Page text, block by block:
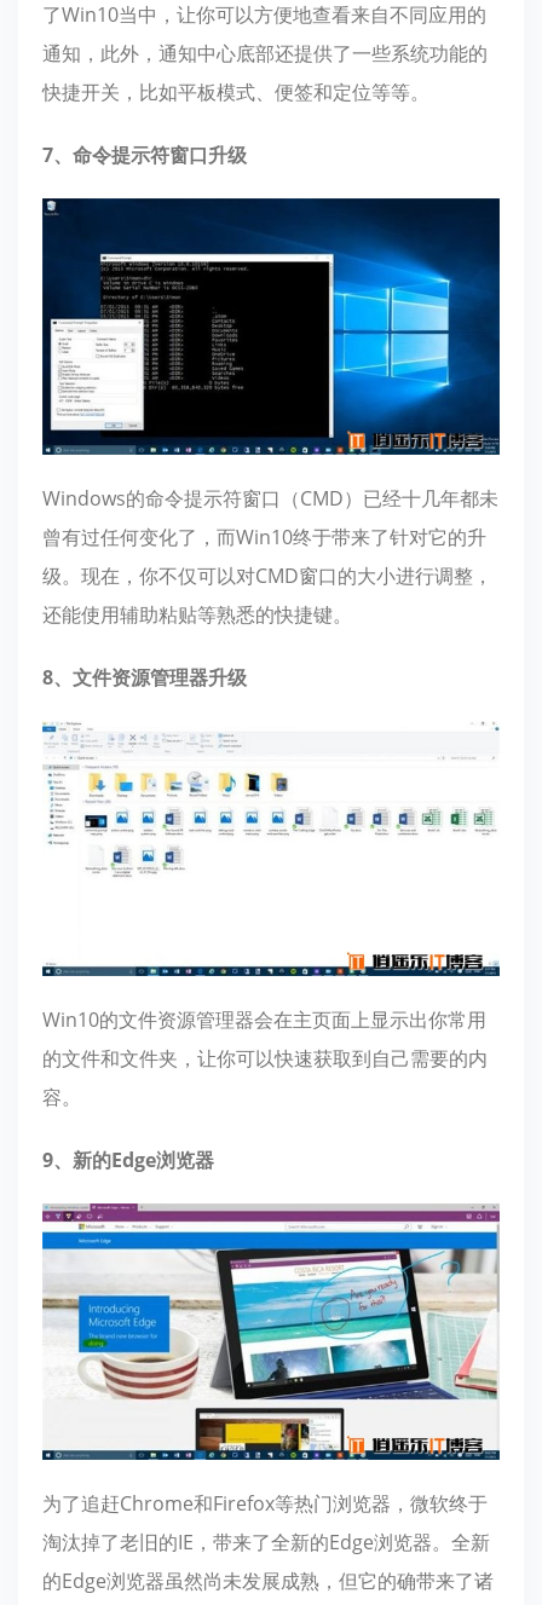
了Win10当中，让你可以方便地查看来自不同应用的
通知，此外，通知中心底部还提供了一些系统功能的
快捷开关，比如平板模式、便签和定位等等。
7、命令提示符窗口升级
Windows的命令提示符窗口（CMD）已经十几年都未
曾有过任何变化了，而Win10终于带来了针对它的升
级。现在，你不仅可以对CMD窗口的大小进行调整，
还能使用辅助粘贴等熟悉的快捷键。
8、文件资源管理器升级
Win10的文件资源管理器会在主页面上显示出你常用
的文件和文件夹，让你可以快速获取到自己需要的内
容。
9、新的Edge浏览器
为了追赶Chrome和Firefox等热门浏览器，微软终于
淘汰掉了老旧的IE，带来了全新的Edge浏览器。全新
的Edge浏览器虽然尚未发展成熟，但它的确带来了诸